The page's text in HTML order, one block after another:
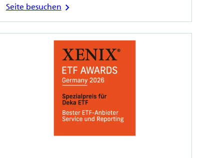
Seite besuchenchevron_right